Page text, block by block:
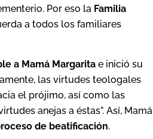
Por eso la Familia
a todos los familiares
a Mamá Margarita e inició su
las virtudes teologales
el prójimo, así como las
anejas a éstas”. Así, Mamá
de beatificación.